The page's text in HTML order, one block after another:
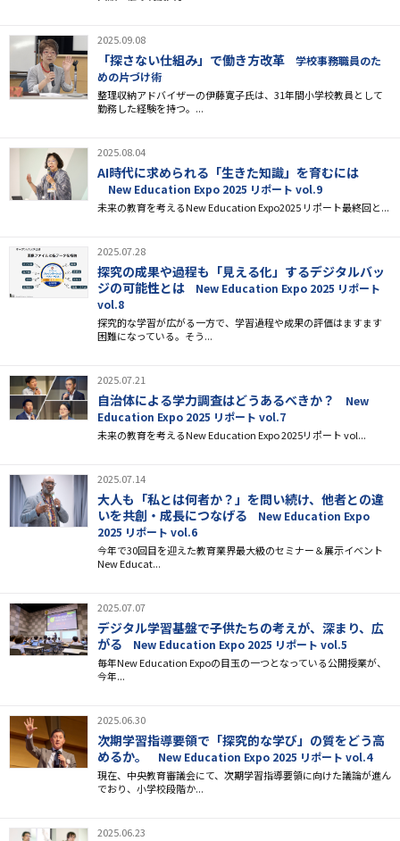
2025.09.08
「探さない仕組み」で働き方改革
学校事務職員のた
めの片づけ術
整理収納アドバイザーの伊藤寛子氏は、31年間小学校教員として
勤務した経験を持つ。...
2025.08.04
AI時代に求められる「生きた知識」を育むには
New Education Expo 2025 リポート vol.9
未来の教育を考えるNew Education Expo2025 リポート最終回と...
2025.07.28
探究の成果や過程も「見える化」するデジタルバッ
ジの可能性とは
New Education Expo 2025 リポート
vol.8
探究的な学習が広がる一方で、学習過程や成果の評価はますます
困難になっている。そう...
2025.07.21
自治体による学力調査はどうあるべきか？
New
Education Expo 2025 リポート vol.7
未来の教育を考えるNew Education Expo 2025リポート vol...
2025.07.14
大人も「私とは何者か？」を問い続け、他者との違
いを共創・成長につなげる
New Education Expo
2025 リポート vol.6
今年で30回目を迎えた教育業界最大級のセミナー＆展示イベント
New Educat...
2025.07.07
デジタル学習基盤で子供たちの考えが、深まり、広
がる
New Education Expo 2025 リポート vol.5
毎年New Education Expoの目玉の一つとなっている公開授業が、
今年...
2025.06.30
次期学習指導要領で「探究的な学び」の質をどう高
めるか。
New Education Expo 2025 リポート vol.4
現在、中央教育審議会にて、次期学習指導要領に向けた議論が進ん
でおり、小学校段階か...
2025.06.23